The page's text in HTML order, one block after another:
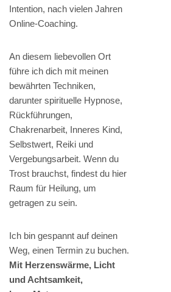
Intention, nach vielen Jahren
Online-Coaching.
An diesem liebevollen Ort
führe ich dich mit meinen
bewährten Techniken,
darunter spirituelle Hypnose,
Rückführungen,
Chakrenarbeit, Inneres Kind,
Selbstwert, Reiki und
Vergebungsarbeit. Wenn du
Trost brauchst, findest du hier
Raum für Heilung, um
getragen zu sein.
Ich bin gespannt auf deinen
Weg, einen Termin zu buchen.
Mit Herzenswärme, Licht
und Achtsamkeit,